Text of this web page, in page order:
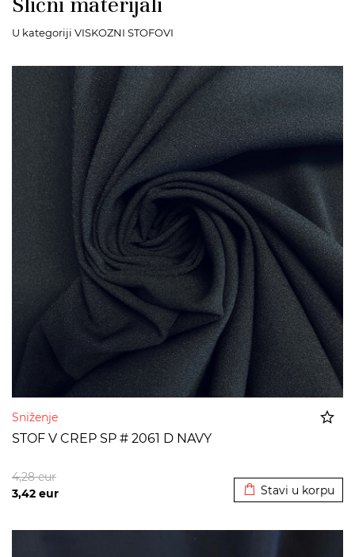
U kategoriji VISKOZNI STOFOVI
Sniženje
STOF V CREP SP # 2061 D NAVY
3,42 eur
4,28eur
Stavi u korpu